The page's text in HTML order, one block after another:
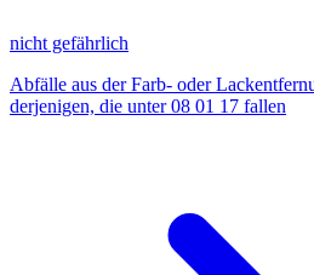
nicht gefährlich
Abfälle aus der Farb- oder
derjenigen, die unter 08 01 17 fallen